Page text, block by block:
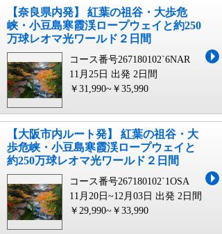
【奈良県内発】 紅葉の祖谷・大歩危
峡・小豆島寒霞渓ロープウェイと約250
万球レオマ光ワールド２日間
コース番号267180102`6NAR
11月25日 出発 2日間
￥31,990~￥35,990
【大阪市内ルート発】 紅葉の祖谷・大
歩危峡・小豆島寒霞渓ロープウェイと
約250万球レオマ光ワールド２日間
コース番号267180102`1OSA
11月20日~12月03日 出発 2日間
￥29,990~￥33,990